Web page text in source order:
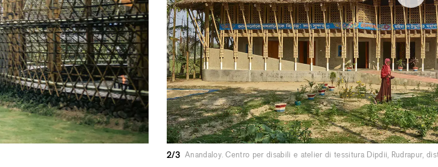
2/3 Anandaloy. Centro per disabili e atelier di tessitura Dipdii, Rudrapur,